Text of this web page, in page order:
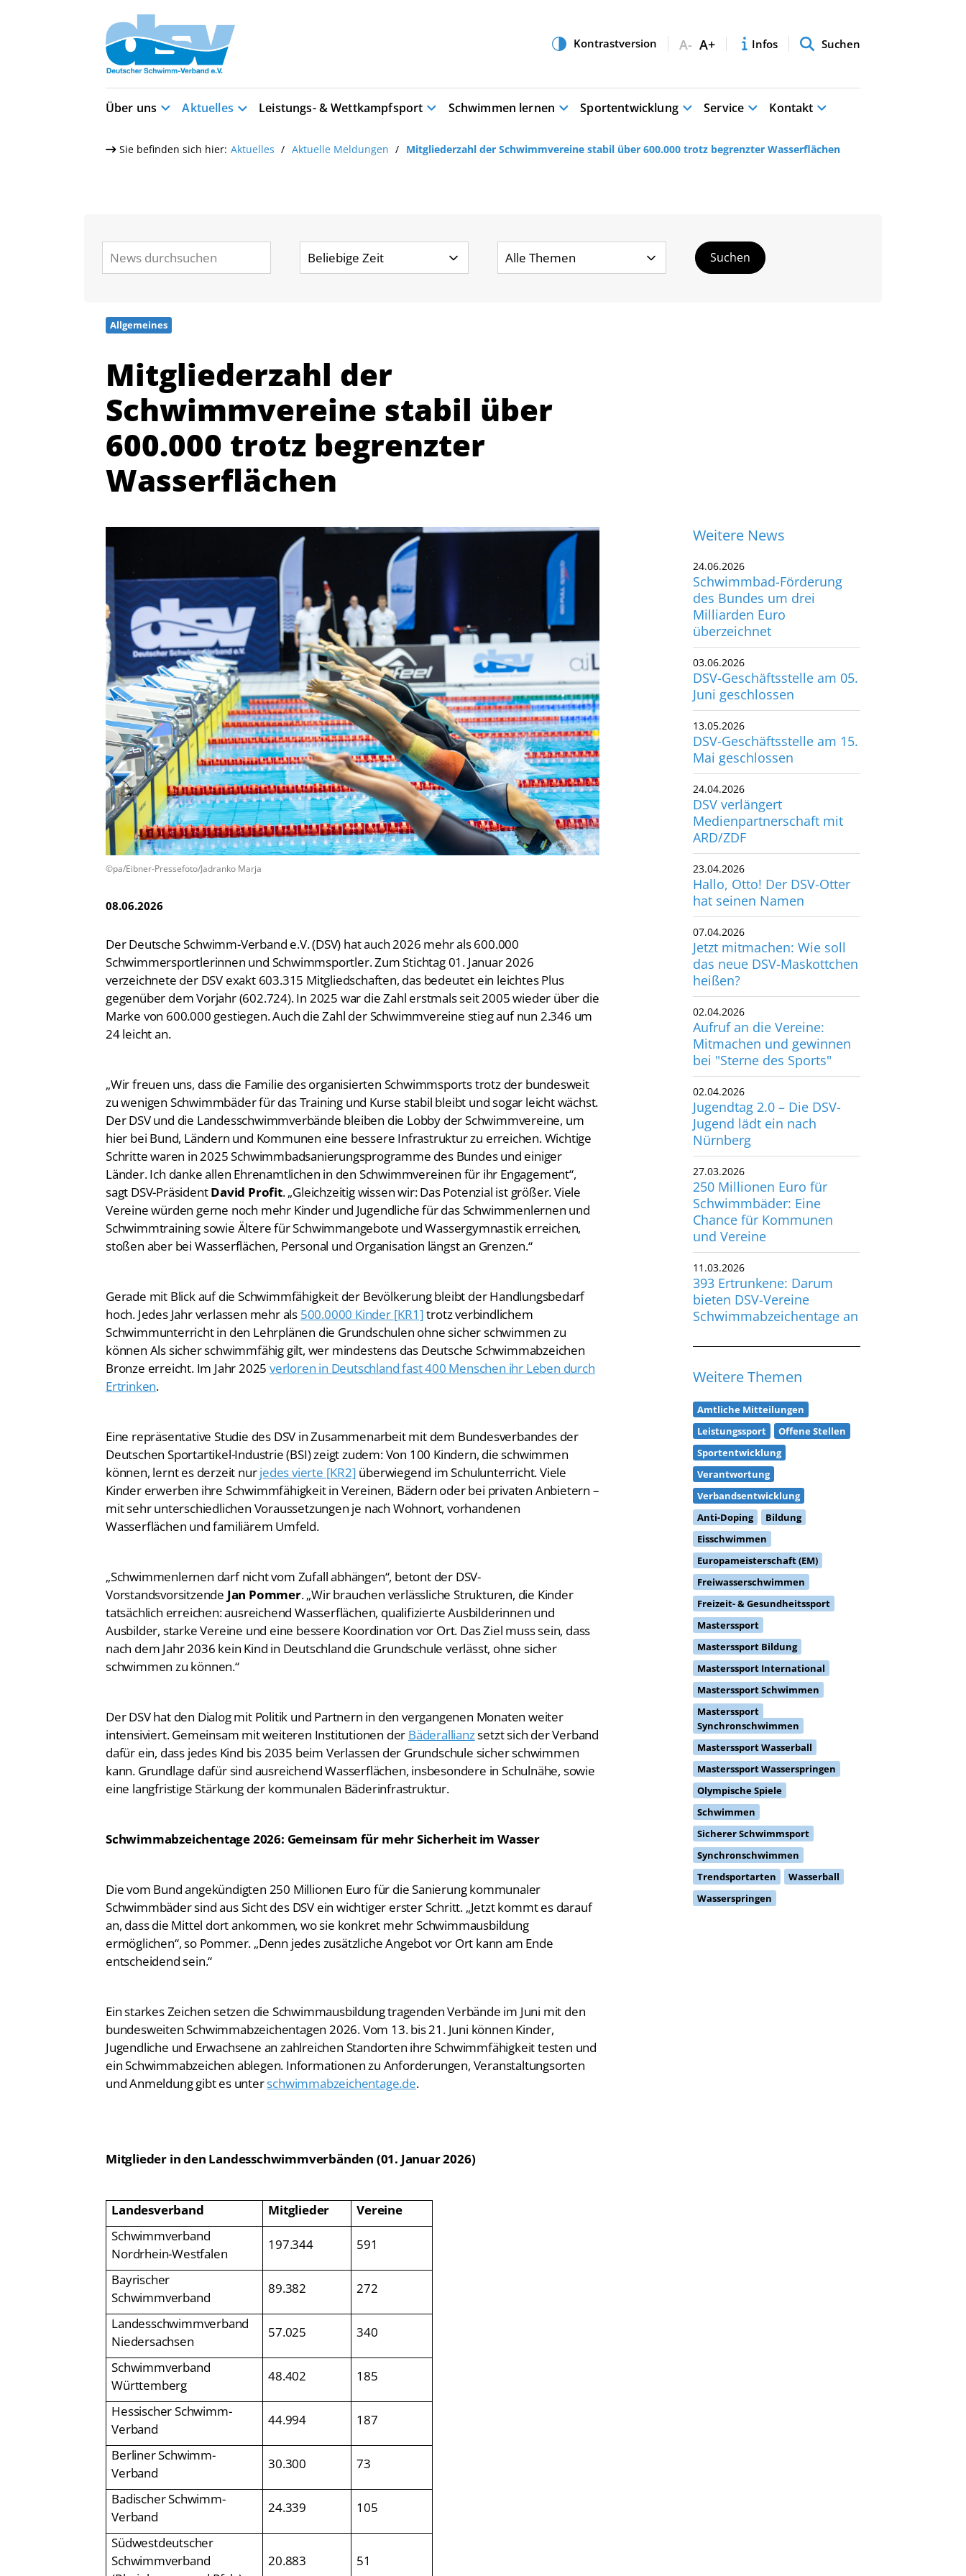
A- A+ Infos Suchen
Über uns Aktuelles Leistungs- & Wettkampfsport Schwimmen lernen Sportentwicklung Service Kontakt
Sie befinden sich hier: Aktuelles Aktuelle Meldungen Mitgliederzahl der Schwimmvereine stabil über 600.000 trotz begrenzter Wasserflächen
Allgemeines
Mitgliederzahl der
Schwimmvereine stabil über
600.000 trotz begrenzter
Wasserflächen
©pa/Eibner-Pressefoto/Jadranko Marja
08.06.2026
Der Deutsche Schwimm-Verband e.V. (DSV) hat auch 2026 mehr als 600.000
Schwimmersportlerinnen und Schwimmsportler. Zum Stichtag 01. Januar 2026
verzeichnete der DSV exakt 603.315 Mitgliedschaften, das bedeutet ein leichtes Plus
gegenüber dem Vorjahr (602.724). In 2025 war die Zahl erstmals seit 2005 wieder über die
Marke von 600.000 gestiegen. Auch die Zahl der Schwimmvereine stieg auf nun 2.346 um
24 leicht an.
„Wir freuen uns, dass die Familie des organisierten Schwimmsports trotz der bundesweit
zu wenigen Schwimmbäder für das Training und Kurse stabil bleibt und sogar leicht wächst.
Der DSV und die Landesschwimmverbände bleiben die Lobby der Schwimmvereine, um
hier bei Bund, Ländern und Kommunen eine bessere Infrastruktur zu erreichen. Wichtige
Schritte waren in 2025 Schwimmbadsanierungsprogramme des Bundes und einiger
Länder. Ich danke allen Ehrenamtlichen in den Schwimmvereinen für ihr Engagement“,
sagt DSV-PräsidentDavid Profit. „Gleichzeitig wissen wir: Das Potenzial ist größer. Viele
Vereine würden gerne noch mehr Kinder und Jugendliche für das Schwimmenlernen und
Schwimmtraining sowie Ältere für Schwimmangebote und Wassergymnastik erreichen,
stoßen aber bei Wasserflächen, Personal und Organisation längst an Grenzen.“
Gerade mit Blick auf die Schwimmfähigkeit der Bevölkerung bleibt der Handlungsbedarf
hoch. Jedes Jahr verlassen mehr als 500.0000 Kinder [KR1]trotz verbindlichem
Schwimmunterricht in den Lehrplänen die Grundschulen ohne sicher schwimmen zu
können Als sicher schwimmfähig gilt, wer mindestens das Deutsche Schwimmabzeichen
Bronze erreicht. Im Jahr 2025verloren in Deutschland fast 400 Menschen ihr Leben durch
Ertrinken.
Eine repräsentative Studie des DSV in Zusammenarbeit mit dem Bundesverbandes der
Deutschen Sportartikel-Industrie (BSI) zeigt zudem: Von 100 Kindern, die schwimmen
können, lernt es derzeit nurjedes vierte [KR2] überwiegend im Schulunterricht. Viele
Kinder erwerben ihre Schwimmfähigkeit in Vereinen, Bädern oder bei privaten Anbietern –
mit sehr unterschiedlichen Voraussetzungen je nach Wohnort, vorhandenen
Wasserflächen und familiärem Umfeld.
„Schwimmenlernen darf nicht vom Zufall abhängen“, betont der DSV-
Vorstandsvorsitzende Jan Pommer. „Wir brauchen verlässliche Strukturen, die Kinder
tatsächlich erreichen: ausreichend Wasserflächen, qualifizierte Ausbilderinnen und
Ausbilder, starke Vereine und eine bessere Koordination vor Ort. Das Ziel muss sein, dass
nach dem Jahr 2036 kein Kind in Deutschland die Grundschule verlässt, ohne sicher
schwimmen zu können.“
Der DSV hat den Dialog mit Politik und Partnern in den vergangenen Monaten weiter
intensiviert. Gemeinsam mit weiteren Institutionen der Bäderallianzsetzt sich der Verband
dafür ein, dass jedes Kind bis 2035 beim Verlassen der Grundschule sicher schwimmen
kann. Grundlage dafür sind ausreichend Wasserflächen, insbesondere in Schulnähe, sowie
eine langfristige Stärkung der kommunalen Bäderinfrastruktur.
Schwimmabzeichentage 2026: Gemeinsam für mehr Sicherheit im Wasser
Die vom Bund angekündigten 250 Millionen Euro für die Sanierung kommunaler
Schwimmbäder sind aus Sicht des DSV ein wichtiger erster Schritt. „Jetzt kommt es darauf
an, dass die Mittel dort ankommen, wo sie konkret mehr Schwimmausbildung
ermöglichen“, so Pommer. „Denn jedes zusätzliche Angebot vor Ort kann am Ende
entscheidend sein.“
Ein starkes Zeichen setzen die Schwimmausbildung tragenden Verbände im Juni mit den
bundesweiten Schwimmabzeichentagen 2026. Vom 13. bis 21. Juni können Kinder,
Jugendliche und Erwachsene an zahlreichen Standorten ihre Schwimmfähigkeit testen und
ein Schwimmabzeichen ablegen. Informationen zu Anforderungen, Veranstaltungsorten
und Anmeldung gibt es unterschwimmabzeichentage.de.
Mitglieder in den Landesschwimmverbänden (01. Januar 2026)
Landesverband Mitglieder
Vereine
Schwimmverband
Nordrhein-Westfalen
197.344 591
Bayrischer
Schwimmverband
89.382 272
Landesschwimmverband
Niedersachsen
57.025 340
Schwimmverband
Württemberg
48.402 185
Hessischer Schwimm-
Verband
44.994 187
Berliner Schwimm-
Verband
30.300 73
Badischer Schwimm-
Verband
24.339 105
Südwestdeutscher
Schwimmverband
20.883 51
Weitere News
24.06.2026
Schwimmbad-Förderung
des Bundes um drei
Milliarden Euro
überzeichnet
03.06.2026
DSV-Geschäftsstelle am 05.
Juni geschlossen
13.05.2026
DSV-Geschäftsstelle am 15.
Mai geschlossen
24.04.2026
DSV verlängert
Medienpartnerschaft mit
ARD/ZDF
23.04.2026
Hallo, Otto! Der DSV-Otter
hat seinen Namen
07.04.2026
Jetzt mitmachen: Wie soll
das neue DSV-Maskottchen
heißen?
02.04.2026
Aufruf an die Vereine:
Mitmachen und gewinnen
bei "Sterne des Sports"
02.04.2026
Jugendtag 2.0 – Die DSV-
Jugend lädt ein nach
Nürnberg
27.03.2026
250 Millionen Euro für
Schwimmbäder: Eine
Chance für Kommunen
und Vereine
11.03.2026
393 Ertrunkene: Darum
bieten DSV-Vereine
Schwimmabzeichentage an
Weitere Themen
Amtliche Mitteilungen
Leistungssport
Offene Stellen
Sportentwicklung
Verantwortung
Verbandsentwicklung
Anti-Doping
Bildung
Eisschwimmen
Europameisterschaft (EM)
Freiwasserschwimmen
Freizeit- & Gesundheitssport
Masterssport
Masterssport Bildung
Masterssport International
Masterssport Schwimmen
Masterssport
Synchronschwimmen
Masterssport Wasserball
Masterssport Wasserspringen
Olympische Spiele
Schwimmen
Sicherer Schwimmsport
Synchronschwimmen
Trendsportarten
Wasserball
Wasserspringen
Quicklinks
Vereinsfinder
Lizenzwesen
Zentrale Hinweisstelle
Anti-Doping
Recht auf sicheren Schwimmsport
Abteilungen
Schwimmen
Freiwasserschwimmen
Wasserspringen
Wasserball
Synchronschwimmen
Masterssport
Deutscher Schwimm-Verband e.V.
Korbacher Straße 93
D-34132 Kassel
Fax: +49 561 94083-15
info@dsv.de